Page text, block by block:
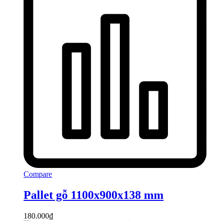
Compare
Pallet gỗ 1100x900x138 mm
180.000₫